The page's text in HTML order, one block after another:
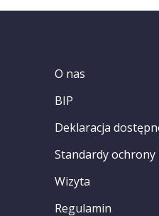
O nas
BIP
Deklaracja
Standardy ochrony
Wizyta
Regulamin